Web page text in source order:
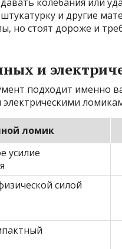
и другие
но стоят дороже и
и
подходит именно
ломик
усилие
силой